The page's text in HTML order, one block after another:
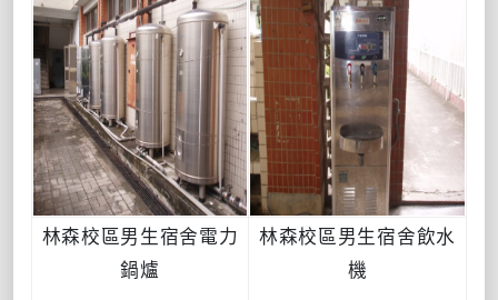
林森校區男生宿舍電力
鍋爐
林森校區男生宿舍飲水
機